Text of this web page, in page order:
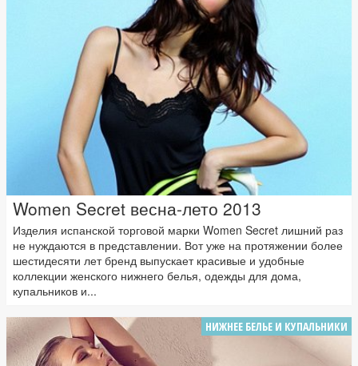
Women Secret весна-лето 2013
Изделия испанской торговой марки Women Secret лишний раз
не нуждаются в представлении. Вот уже на протяжении более
шестидесяти лет бренд выпускает красивые и удобные
коллекции женского нижнего белья, одежды для дома,
купальников и...
НИЖНЕЕ БЕЛЬЕ И КУПАЛЬНИКИ